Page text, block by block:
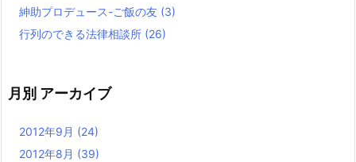
紳助プロデュース-ご飯の友 (3)
行列のできる法律相談所 (26)
月別 アーカイブ
2012年9月 (24)
2012年8月 (39)